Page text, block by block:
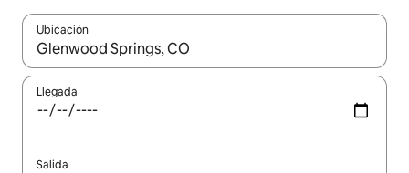
Ubicación
Cuando los resultados estén disponibles, podrás navegar
Llegada
Salida